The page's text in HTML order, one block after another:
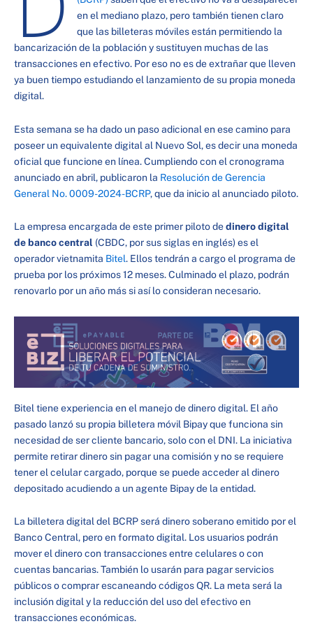
en el mediano plazo, pero también tienen claro
que las billeteras móviles están permitiendo la
bancarización de la población y sustituyen muchas de las
transacciones en efectivo. Por eso no es de extrañar que lleven
ya buen tiempo estudiando el lanzamiento de su propia moneda
digital.
Esta semana se ha dado un paso adicional en ese camino para
poseer un equivalente digital al Nuevo Sol, es decir una moneda
oficial que funcione en línea. Cumpliendo con el cronograma
anunciado en abril, publicaron la Resolución de Gerencia
General No. 0009-2024-BCRP, que da inicio al anunciado piloto.
La empresa encargada de este primer piloto dedinero digital
de banco central (CBDC, por sus siglas en inglés) es el
operador vietnamita Bitel. Ellos tendrán a cargo el programa de
prueba por los próximos 12 meses. Culminado el plazo, podrán
renovarlo por un año más si así lo consideran necesario.
Bitel tiene experiencia en el manejo de dinero digital. El año
pasado lanzó su propia billetera móvil Bipay que funciona sin
necesidad de ser cliente bancario, solo con el DNI. La iniciativa
permite retirar dinero sin pagar una comisión y no se requiere
tener el celular cargado, porque se puede acceder al dinero
depositado acudiendo a un agente Bipay de la entidad.
La billetera digital del BCRP será dinero soberano emitido por el
Banco Central, pero en formato digital. Los usuarios podrán
mover el dinero con transacciones entre celulares o con
cuentas bancarias. También lo usarán para pagar servicios
públicos o comprar escaneando códigos QR. La meta será la
inclusión digital y la reducción del uso del efectivo en
transacciones económicas.